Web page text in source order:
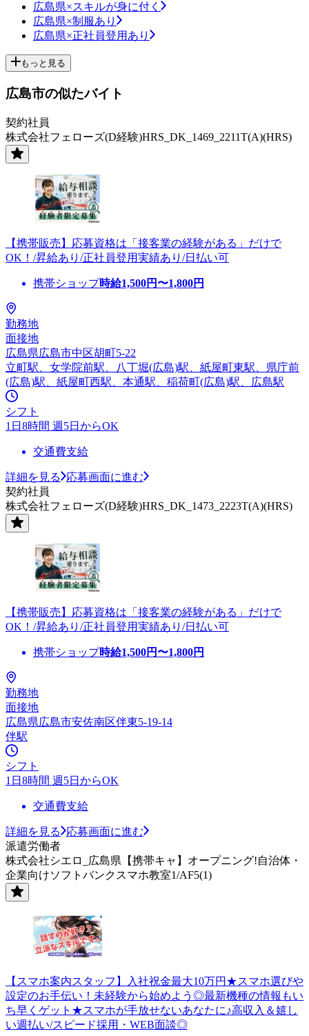
広島県×スキルが身に付く
広島県×制服あり
広島県×正社員登用あり
もっと見る
広島市の似たバイト
契約社員
株式会社フェローズ(D経験)HRS_DK_1469_2211T(A)(HRS)
【携帯販売】応募資格は「接客業の経験がある」だけで
OK！/昇給あり/正社員登用実績あり/日払い可
携帯ショップ時給1,500円〜1,800円
勤務地
面接地
広島県広島市中区胡町5-22
立町駅、女学院前駅、八丁堀(広島)駅、紙屋町東駅、県庁前
(広島)駅、紙屋町西駅、本通駅、稲荷町(広島)駅、広島駅
シフト
1日8時間 週5日からOK
交通費支給
詳細を見る
応募画面に進む
契約社員
株式会社フェローズ(D経験)HRS_DK_1473_2223T(A)(HRS)
【携帯販売】応募資格は「接客業の経験がある」だけで
OK！/昇給あり/正社員登用実績あり/日払い可
携帯ショップ時給1,500円〜1,800円
勤務地
面接地
広島県広島市安佐南区伴東5-19-14
伴駅
シフト
1日8時間 週5日からOK
交通費支給
詳細を見る
応募画面に進む
派遣労働者
株式会社シエロ_広島県【携帯キャ】オープニング!自治体・
企業向けソフトバンクスマホ教室1/AF5(1)
【スマホ案内スタッフ】入社祝金最大10万円★スマホ選びや
設定のお手伝い！未経験から始めよう◎最新機種の情報もい
ち早くゲット★スマホが手放せないあなたに♪高収入＆嬉し
い週払い/スピード採用・WEB面談◎